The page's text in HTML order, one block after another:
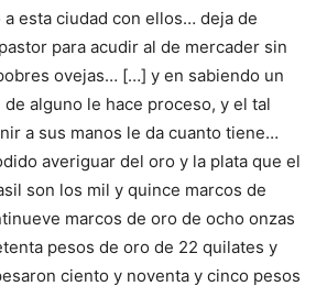
esta ciudad con ellos… deja de
para acudir al de mercader sin
ovejas… […] y en sabiendo un
alguno le hace proceso, y el tal
a sus manos le da cuanto tiene…
averiguar del oro y la plata que el
son los mil y quince marcos de
marcos de oro de ocho onzas
pesos de oro de 22 quilates y
ciento y noventa y cinco pesos